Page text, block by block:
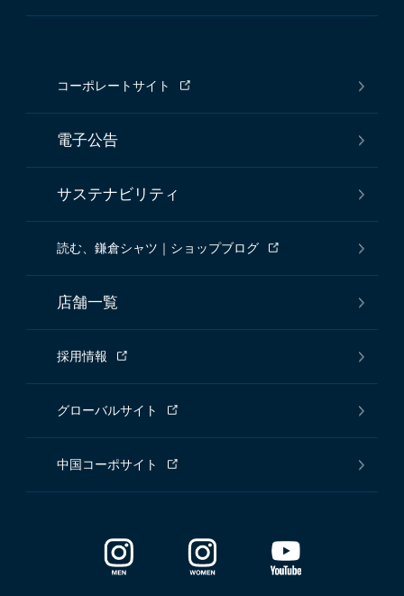
コーポレートサイト
電子公告
サステナビリティ
読む、鎌倉シャツ｜ショップブログ
店舗一覧
採用情報
グローバルサイト
中国コーポサイト